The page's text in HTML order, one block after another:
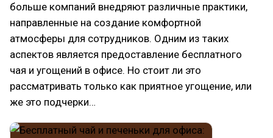
больше компаний внедряют различные практики,
направленные на создание комфортной
атмосферы для сотрудников. Одним из таких
аспектов является предоставление бесплатного
чая и угощений в офисе. Но стоит ли это
рассматривать только как приятное угощение, или
же это подчерки…